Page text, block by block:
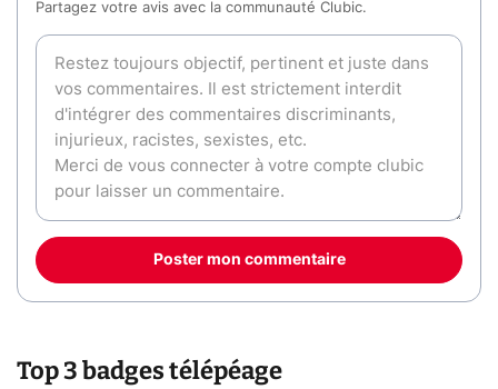
Partagez votre avis avec la communauté Clubic.
Poster mon commentaire
Top 3 badges télépéage